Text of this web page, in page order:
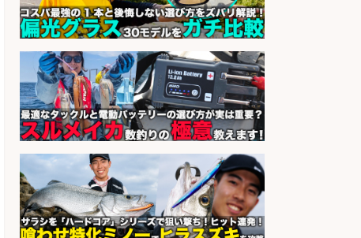
仕分け・シール貼り/釣り具などの
出荷作業/兵庫県/神戸市北区
会社名 UTエージェント株式会社
sponsored by 求人ボックス
日払いOKで即日収入/製造スタッフ/
「広島市佐伯区」お魚のパック詰め
や品出しスタッフ/広島市佐伯区周
辺/「時給1,200円」日払い可/未経験
歓迎×残業少なめ×週4日〜OK
会社名 株式会社ホットスタッフ五日市